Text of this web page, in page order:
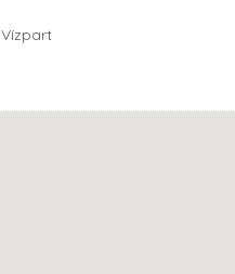
Vízpart